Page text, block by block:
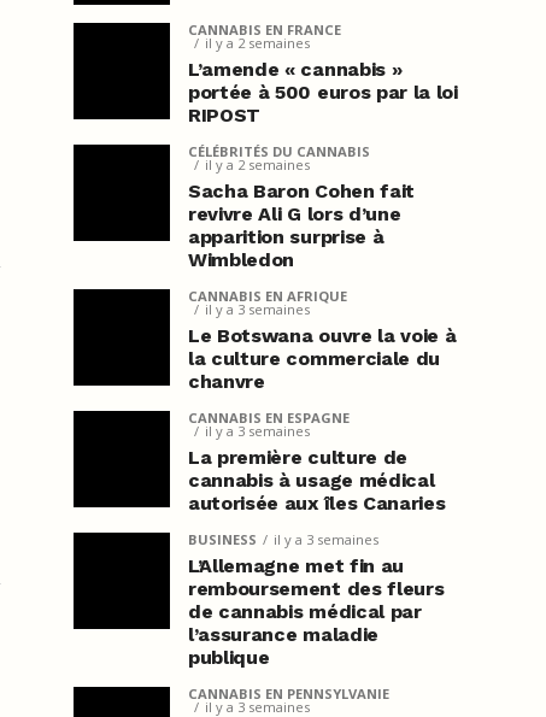
CANNABIS EN FRANCE
il y a 2 semaines
L’amende « cannabis »
portée à 500 euros par la loi
RIPOST
CÉLÉBRITÉS DU CANNABIS
il y a 2 semaines
Sacha Baron Cohen fait
revivre Ali G lors d’une
apparition surprise à
Wimbledon
CANNABIS EN AFRIQUE
il y a 3 semaines
Le Botswana ouvre la voie à
la culture commerciale du
chanvre
CANNABIS EN ESPAGNE
il y a 3 semaines
La première culture de
cannabis à usage médical
autorisée aux îles Canaries
BUSINESS il y a 3 semaines
L’Allemagne met fin au
remboursement des fleurs
de cannabis médical par
l’assurance maladie
publique
CANNABIS EN PENNSYLVANIE
il y a 3 semaines